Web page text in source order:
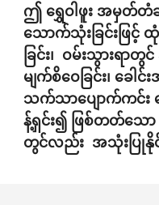
ဤ ရွှေဝါဖူး အမှတ်တံ
သောက်သုံးခြင်းဖြင့်
ခြင်း၊  ဝမ်းသွားရာတွင်
မျက်စိဝေခြင်း၊ ခေ
သက်သာပျောက်ကင်း
န့်ရှင်း၍ ဖြစ်တတ်သေ
တွင်လည်း  အသုံးပြုနို